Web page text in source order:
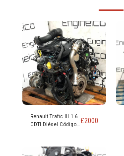
Renault Trafic III 1.6
CDTI Diésel Código
£2000